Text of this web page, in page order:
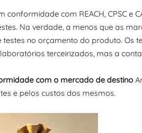
com REACH, CPSC e
Na verdade, a menos que as
no orçamento do produto. Os
terceirizados, mas a
com o mercado de destino
e pelos custos dos mesmos.